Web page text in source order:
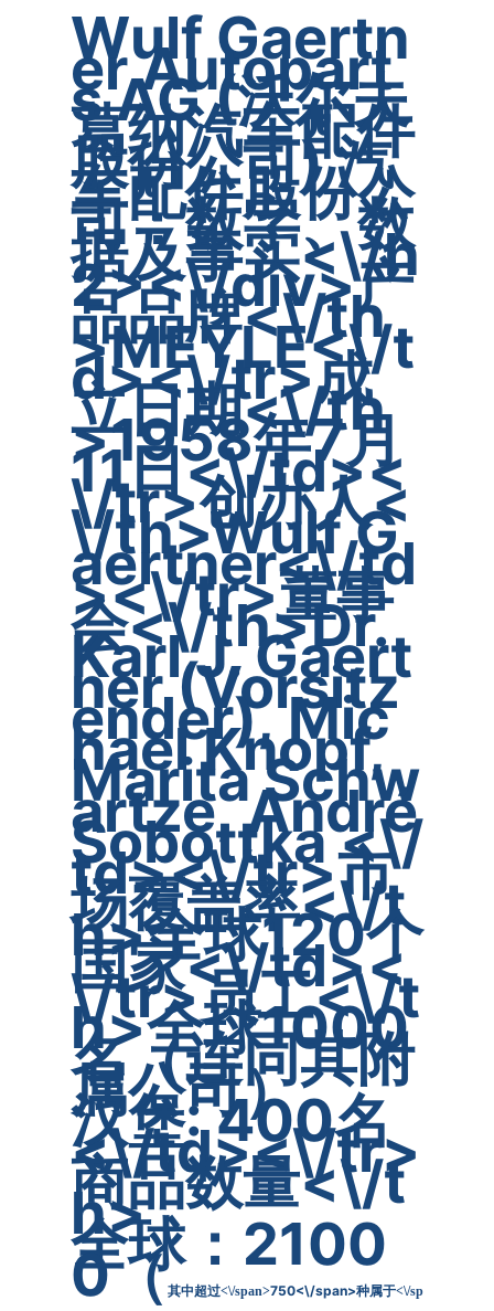
Wulf Gaertn
er Autopart
s AG (沃尔夫
葛纳汽车配件
股份公司) 汽
车配件股份公
司：数字、数
据及事实<\/h
2><\/div>产
品品牌<\/th
>MEYLE<\/t
d><\/tr>成
立日期<\/th
>1958年7月
11日<\/td><
\/tr>创办人<
\/th>Wulf G
aertner<\/td
><\/tr>董事
会<\/th>Dr.
Karl J. Gaert
ner (Vorsitz
ender), Mic
hael Knopf,
Marita Schw
artze, André
Sobottka <\/
td><\/tr>市
场覆盖率<\/t
h>全球120个
国家<\/td><
\/tr>员工<\/t
h>全球1000
名（连同其附
属公司）
汉堡: 400名
<\/td><\/tr>
商品数量<\/t
h>
全球：2100
0（其中超过<\/span>750<\/span>种属于<\/sp